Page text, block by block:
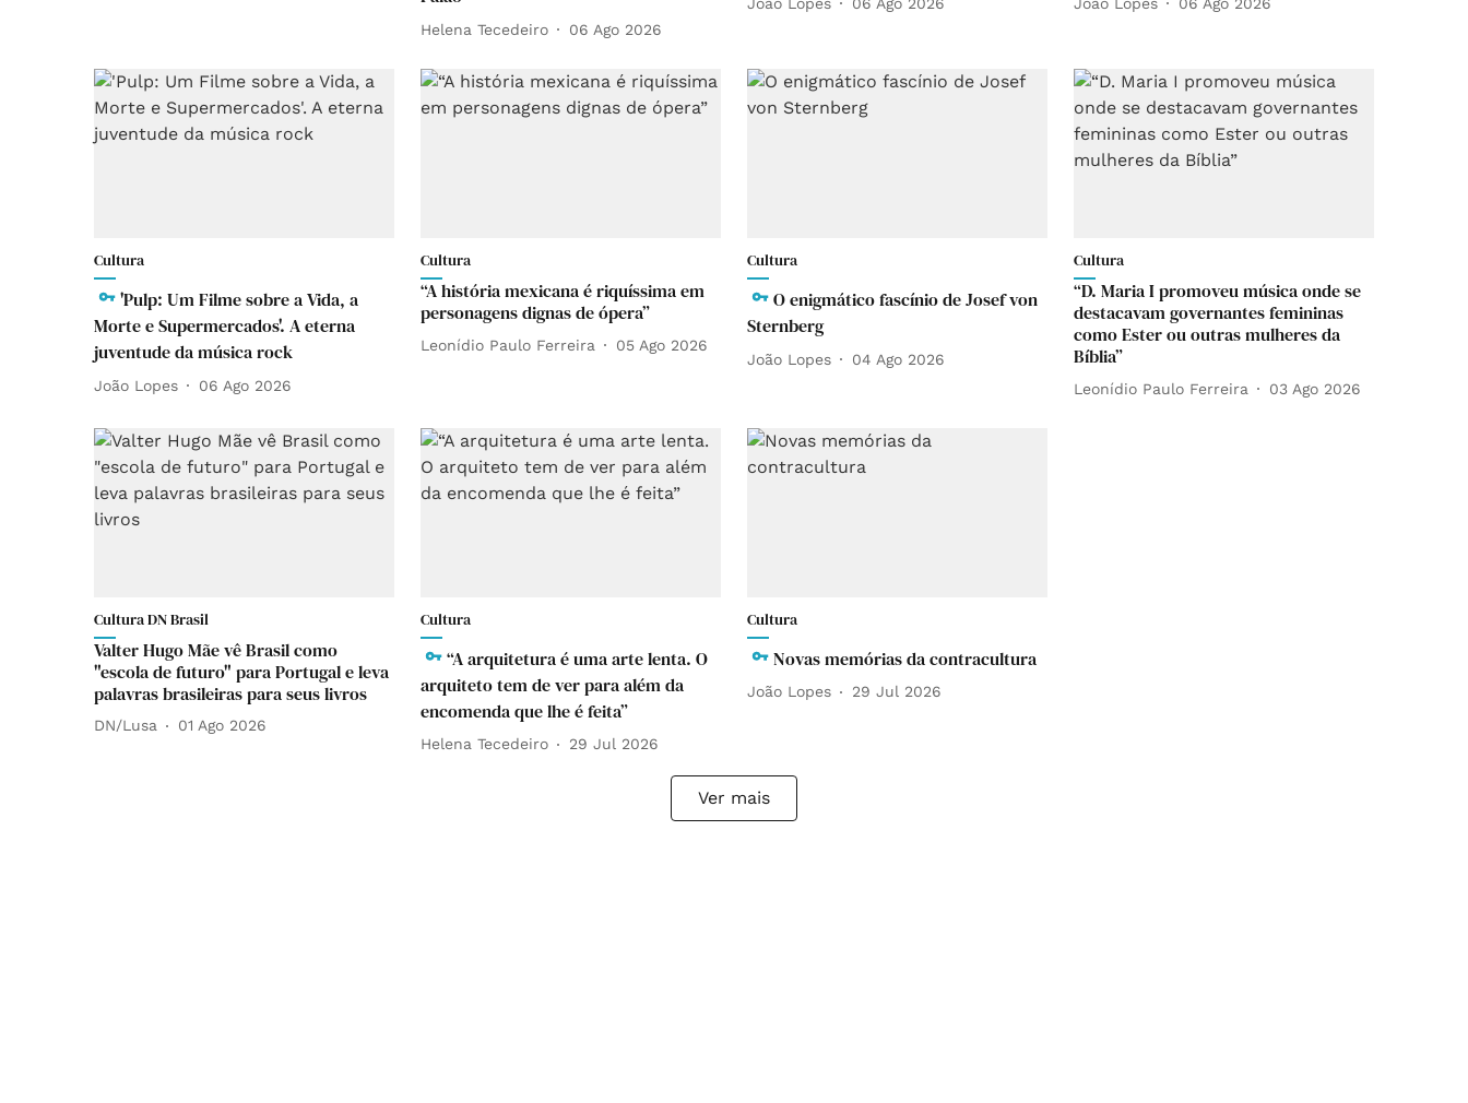
Helena Tecedeiro 06 Ago 2026
Cultura
'Pulp: Um Filme sobre a Vida, a
Morte e Supermercados'. A eterna
juventude da música rock
João Lopes 06 Ago 2026
Cultura
“A história mexicana é riquíssima em
personagens dignas de ópera”
Leonídio Paulo Ferreira 05 Ago 2026
Cultura
O enigmático fascínio de Josef von
Sternberg
João Lopes 04 Ago 2026
Cultura
“D. Maria I promoveu música onde se
destacavam governantes femininas
como Ester ou outras mulheres da
Bíblia”
Leonídio Paulo Ferreira 03 Ago 2026
Cultura DN Brasil
Valter Hugo Mãe vê Brasil como
"escola de futuro" para Portugal e leva
palavras brasileiras para seus livros
DN/Lusa 01 Ago 2026
Cultura
“A arquitetura é uma arte lenta. O
arquiteto tem de ver para além da
encomenda que lhe é feita”
Helena Tecedeiro 29 Jul 2026
Cultura
Novas memórias da contracultura
João Lopes 29 Jul 2026
Ver mais